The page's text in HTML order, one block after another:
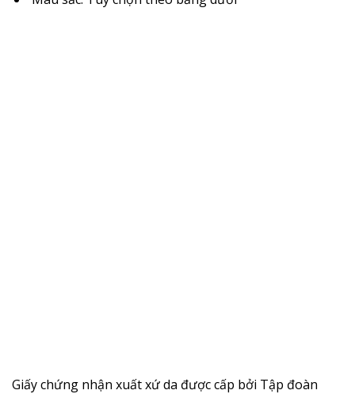
Giấy chứng nhận xuất xứ da được cấp bởi Tập đoàn